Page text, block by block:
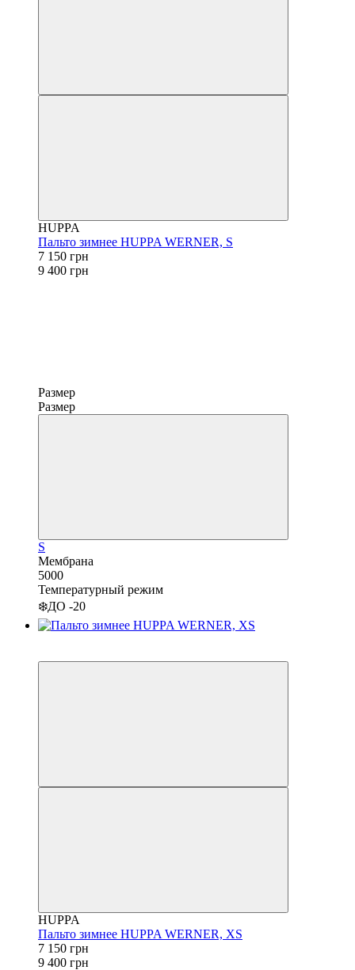
HUPPA
Пальто зимнее HUPPA WERNER, S
7 150 грн
9 400 грн
Размер
Размер
S
Мембрана
5000
Температурный режим
❄️ДО -20
HUPPA
Пальто зимнее HUPPA WERNER, XS
7 150 грн
9 400 грн